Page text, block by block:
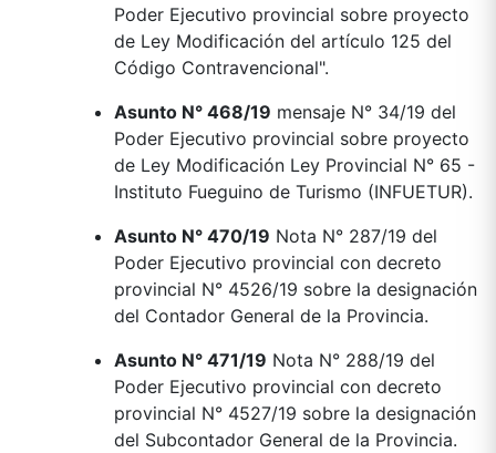
Poder Ejecutivo provincial sobre proyecto
de Ley Modificación del artículo 125 del
Código Contravencional".
Asunto N° 468/19 mensaje N° 34/19 del
Poder Ejecutivo provincial sobre proyecto
de Ley Modificación Ley Provincial N° 65 -
Instituto Fueguino de Turismo (INFUETUR).
Asunto N° 470/19 Nota N° 287/19 del
Poder Ejecutivo provincial con decreto
provincial N° 4526/19 sobre la designación
del Contador General de la Provincia.
Asunto N° 471/19 Nota N° 288/19 del
Poder Ejecutivo provincial con decreto
provincial N° 4527/19 sobre la designación
del Subcontador General de la Provincia.